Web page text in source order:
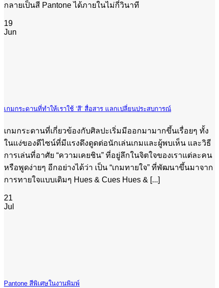
กลายเป็นสี Pantone ได้ภายในไม่กี่วินาที
19
Jun
เกมกระดานที่ทำให้เราใช้ ‘สี’ สื่อสาร แลกเปลี่ยนประสบการณ์
เกมกระดานที่เกี่ยวข้องกับศิลปะเริ่มมีออกมามากขึ้นเรื่อยๆ ทั้ง
ในแง่ของดีไซน์ที่มีแรงดึงดูดต่อนักเล่นเกมและผู้พบเห็น และวิธี
การเล่นที่อาศัย “ความเคยชิน” ที่อยู่ลึกในจิตใจของเราแต่ละคน
หรือพูดง่ายๆ อีกอย่างได้ว่า เป็น “เกมทายใจ” ที่พัฒนาขึ้นมาจาก
การทายใจแบบเดิมๆ Hues & Cues Hues & [...]
21
Jul
Pantone สีพิเศษในงานพิมพ์